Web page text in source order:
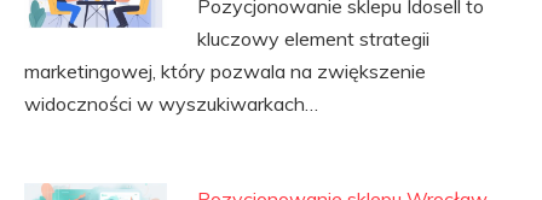
Pozycjonowanie sklepu Idosell to
kluczowy element strategii
marketingowej, który pozwala na zwiększenie
widoczności w wyszukiwarkach…